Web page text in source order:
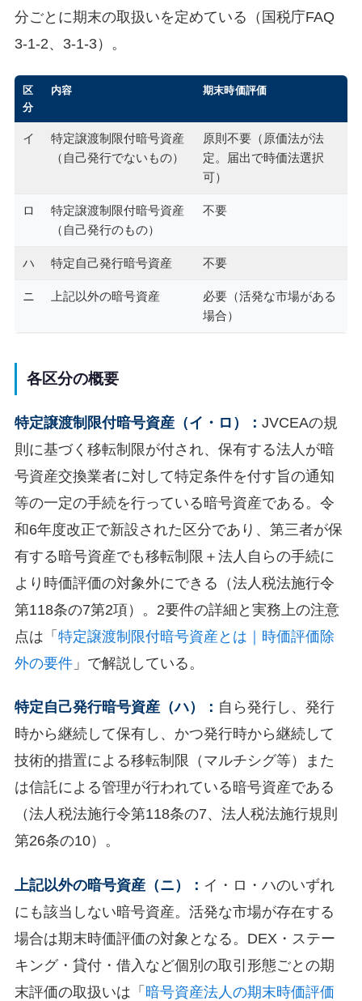
分ごとに期末の取扱いを定めている（国税庁FAQ
3-1-2、3-1-3）。
区
分
内容 期末時価評価
イ
特定譲渡制限付暗号資産
（自己発行でないもの）
原則不要（原価法が法
定。届出で時価法選択
可）
ロ
特定譲渡制限付暗号資産
（自己発行のもの）
不要
ハ 特定自己発行暗号資産 不要
ニ 上記以外の暗号資産
必要（活発な市場がある
場合）
各区分の概要
特定譲渡制限付暗号資産（イ・ロ）： JVCEAの規
則に基づく移転制限が付され、保有する法人が暗
号資産交換業者に対して特定条件を付す旨の通知
等の一定の手続を行っている暗号資産である。令
和6年度改正で新設された区分であり、第三者が保
有する暗号資産でも移転制限＋法人自らの手続に
より時価評価の対象外にできる（法人税法施行令
第118条の7第2項）。2要件の詳細と実務上の注意
点は「 特定譲渡制限付暗号資産とは｜時価評価除
外の要件」で解説している。
特定自己発行暗号資産（ハ）： 自ら発行し、発行
時から継続して保有し、かつ発行時から継続して
技術的措置による移転制限（マルチシグ等）また
は信託による管理が行われている暗号資産である
（法人税法施行令第118条の7、法人税法施行規則
第26条の10）。
上記以外の暗号資産（ニ）： イ・ロ・ハのいずれ
にも該当しない暗号資産。活発な市場が存在する
場合は期末時価評価の対象となる。DEX・ステー
キング・貸付・借入など個別の取引形態ごとの期
末評価の取扱いは「 暗号資産法人の期末時価評価